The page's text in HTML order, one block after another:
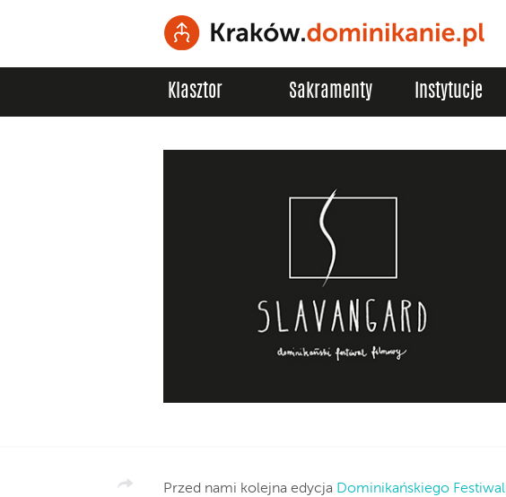
Klasztor Sakramenty Instytucje
Przed nami kolejna edycja Dominikańskiego